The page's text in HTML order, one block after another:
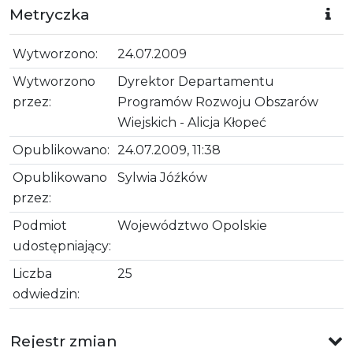
Metryczka
Wytworzono:
24.07.2009
Wytworzono
przez:
Dyrektor Departamentu
Programów Rozwoju Obszarów
Wiejskich - Alicja Kłopeć
Opublikowano: 24.07.2009, 11:38
Opublikowano
przez:
Sylwia Jóźków
Podmiot
udostępniający:
Województwo Opolskie
Liczba
odwiedzin:
25
Rejestr zmian